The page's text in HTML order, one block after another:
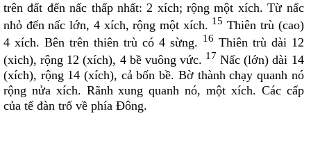
trên đất đến nấc thấp nhất: 2 xích; rộng một xích. Từ nấc
nhỏ đến nấc lớn, 4 xích, rộng một xích. 15 Thiên trù (cao)
4 xích. Bên trên thiên trù có 4 sừng. 16 Thiên trù dài 12
(xich), rộng 12 (xích), 4 bề vuông vức. 17 Nấc (lớn) dài 14
(xích), rộng 14 (xích), cả bốn bề. Bờ thành chạy quanh nó
rộng nửa xích. Rãnh xung quanh nó, một xích. Các cấp
của tế đàn trổ về phía Ðông.